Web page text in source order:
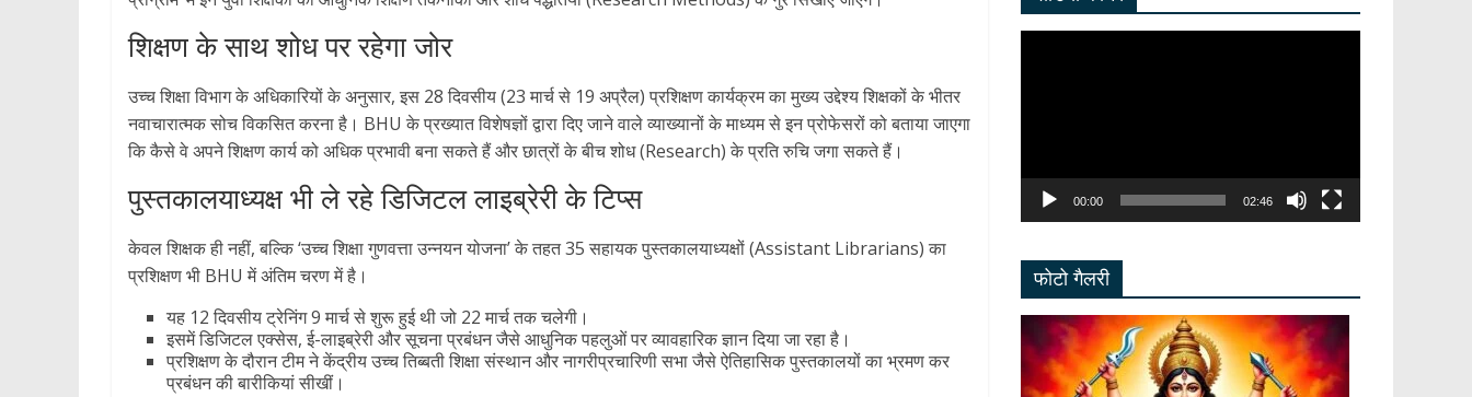
शिक्षण के साथ शोध पर रहेगा जोर
उच्च शिक्षा विभाग के अधिकारियों के अनुसार, इस 28 दिवसीय (23 मार्च से 19 अप्रैल) प्रशिक्षण कार्यक्रम का मुख्य उद्देश्य शिक्षकों के भीतर
नवाचारात्मक सोच विकसित करना है। BHU के प्रख्यात विशेषज्ञों द्वारा दिए जाने वाले व्याख्यानों के माध्यम से इन प्रोफेसरों को बताया जाएगा
कि कैसे वे अपने शिक्षण कार्य को अधिक प्रभावी बना सकते हैं और छात्रों के बीच शोध (Research) के प्रति रुचि जगा सकते हैं।
पुस्तकालयाध्यक्ष भी ले रहे डिजिटल लाइब्रेरी के टिप्स
केवल शिक्षक ही नहीं, बल्कि ‘उच्च शिक्षा गुणवत्ता उन्नयन योजना’ के तहत 35 सहायक पुस्तकालयाध्यक्षों (Assistant Librarians) का
प्रशिक्षण भी BHU में अंतिम चरण में है।
यह 12 दिवसीय ट्रेनिंग 9 मार्च से शुरू हुई थी जो 22 मार्च तक चलेगी।
इसमें डिजिटल एक्सेस, ई-लाइब्रेरी और सूचना प्रबंधन जैसे आधुनिक पहलुओं पर व्यावहारिक ज्ञान दिया जा रहा है।
प्रशिक्षण के दौरान टीम ने केंद्रीय उच्च तिब्बती शिक्षा संस्थान और नागरीप्रचारिणी सभा जैसे ऐतिहासिक पुस्तकालयों का भ्रमण कर
प्रबंधन की बारीकियां सीखीं।
00:00 02:46
फोटो गैलरी